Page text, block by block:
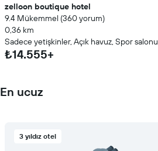
zelloon boutique hotel
9.4 Mükemmel (360 yorum)
0,36 km
Sadece yetişkinler, Açık havuz, Spor salonu
₺14.555+
En ucuz
3 yıldız otel